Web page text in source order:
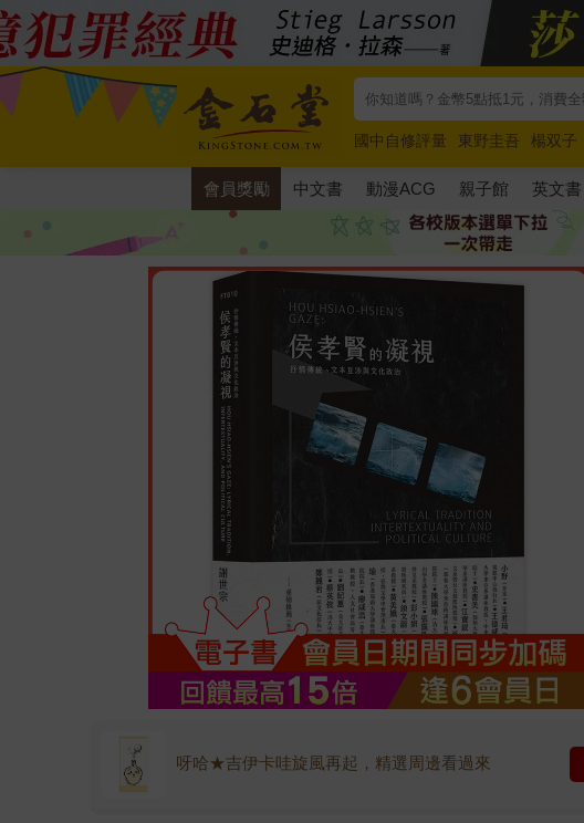
國中自修評量 東野圭吾 楊双子
唯紅花綻放
奧德賽 路邊攤新作
會員獎勵 中文書 動漫ACG 親子館 英文書
呀哈★吉伊卡哇旋風再起，精選周邊看過來